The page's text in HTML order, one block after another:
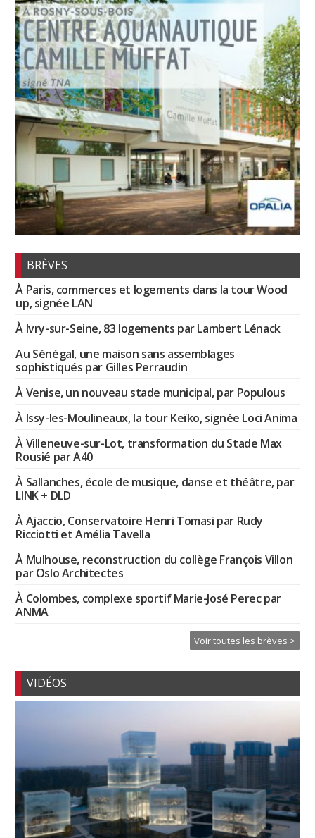
BRÈVES
À Paris, commerces et logements dans la tour Wood
up, signée LAN
À Ivry-sur-Seine, 83 logements par Lambert Lénack
Au Sénégal, une maison sans assemblages
sophistiqués par Gilles Perraudin
À Venise, un nouveau stade municipal, par Populous
À Issy-les-Moulineaux, la tour Keïko, signée Loci Anima
À Villeneuve-sur-Lot, transformation du Stade Max
Rousié par A40
À Sallanches, école de musique, danse et théâtre, par
LINK + DLD
À Ajaccio, Conservatoire Henri Tomasi par Rudy
Ricciotti et Amélia Tavella
À Mulhouse, reconstruction du collège François Villon
par Oslo Architectes
À Colombes, complexe sportif Marie-José Perec par
ANMA
Voir toutes les brèves >
VIDÉOS